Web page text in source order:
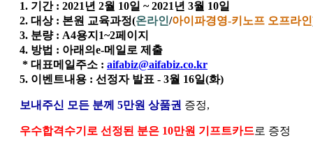
1. 기간 : 2021년 2월 10일 ~ 2021년 3월 10일
2. 대상 : 본원 교육과정(온라인/아이파경영-키노프 오프라인
3. 분량 : A4용지1~2페이지
4. 방법 : 아래의e-메일로 제출
* 대표메일주소 : aifabiz@aifabiz.co.kr
5. 이벤트내용 : 선정자 발표 - 3월 16일(화)
보내주신 모든 분께 5만원 상품권 증정,
우수합격수기로 선정된 분은 10만원 기프트카드로 증정